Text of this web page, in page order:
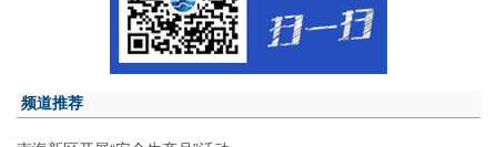
频道推荐